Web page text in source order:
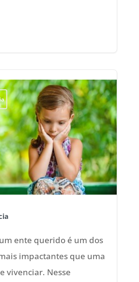
ente querido é um dos
impactantes que uma
vivenciar. Nesse